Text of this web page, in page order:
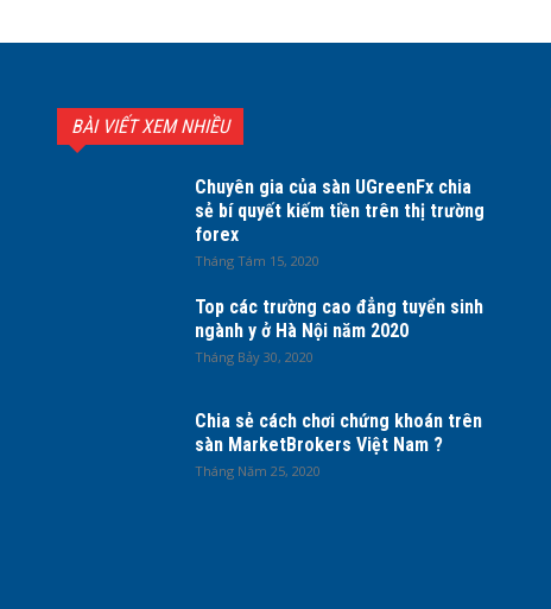
BÀI VIẾT XEM NHIỀU
Chuyên gia của sàn UGreenFx chia
sẻ bí quyết kiếm tiền trên thị trường
forex
Tháng Tám 15, 2020
Top các trường cao đẳng tuyển sinh
ngành y ở Hà Nội năm 2020
Tháng Bảy 30, 2020
Chia sẻ cách chơi chứng khoán trên
sàn MarketBrokers Việt Nam ?
Tháng Năm 25, 2020